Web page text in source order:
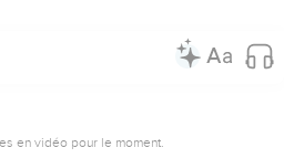
en vidéo pour le moment.